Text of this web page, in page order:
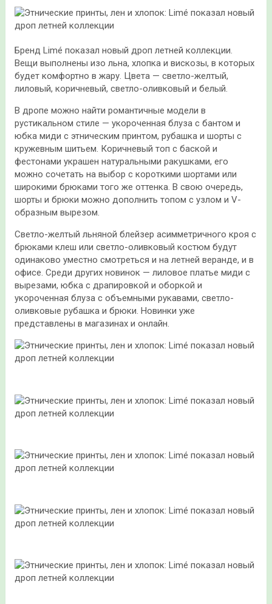
Бренд Limé показал новый дроп летней коллекции.
Вещи выполнены изо льна, хлопка и вискозы, в которых
будет комфортно в жару. Цвета — светло-желтый,
лиловый, коричневый, светло-оливковый и белый.
В дропе можно найти романтичные модели в
рустикальном стиле — укороченная блуза с бантом и
юбка миди с этническим принтом, рубашка и шорты с
кружевным шитьем. Коричневый топ с баской и
фестонами украшен натуральными ракушками, его
можно сочетать на выбор с короткими шортами или
широкими брюками того же оттенка. В свою очередь,
шорты и брюки можно дополнить топом с узлом и V-
образным вырезом.
Светло-желтый льняной блейзер асимметричного кроя с
брюками клеш или светло-оливковый костюм будут
одинаково уместно смотреться и на летней веранде, и в
офисе. Среди других новинок — лиловое платье миди с
вырезами, юбка с драпировкой и оборкой и
укороченная блуза с объемными рукавами, светло-
оливковые рубашка и брюки. Новинки уже
представлены в магазинах и онлайн.